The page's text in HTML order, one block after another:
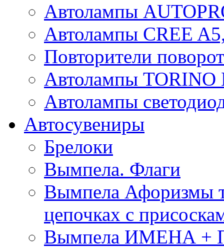
Автолампы
Автолампы CREE
Повторители
Автолампы
Автолампы
Автосувениры
Брелоки
Вымпела. Флаги
Вымпела Афоризмы
цепочках с
Вымпела ИМЕНА +